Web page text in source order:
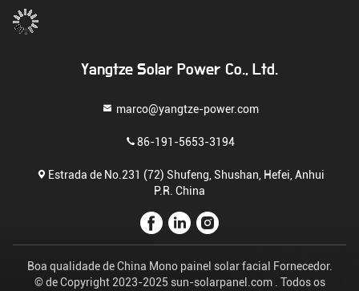
Yangtze Solar Power Co., Ltd.
marco@yangtze-power.com
86-191-5653-3194
Estrada de No.231 (72) Shufeng, Shushan, Hefei, Anhui
P.R. China
Boa qualidade de China Mono painel solar facial Fornecedor.
© de Copyright 2023-2025 sun-solarpanel.com . Todos os